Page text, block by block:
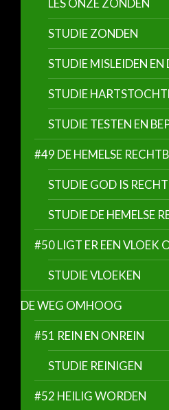
LES ONZE ZONDEN
STUDIE ZONDEN
STUDIE MISLEIDEN EN
STUDIE
STUDIE TESTEN EN
#49 DE HEMELSE
STUDIE GOD IS
STUDIE DE HEMELSE
#50 LIGT ER EEN VLOEK
STUDIE VLOEKEN
DE WEG OMHOOG
#51 REIN EN ONREIN
STUDIE REINIGEN
#52 HEILIG WORDEN